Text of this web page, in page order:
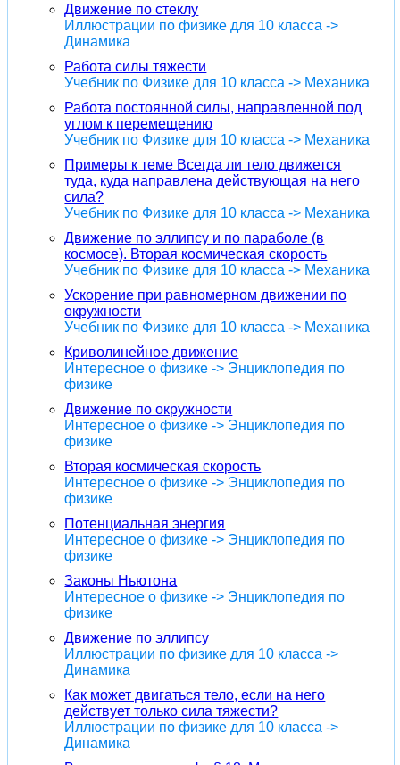
Движение по стеклу
Иллюстрации по физике для 10 класса ->
Динамика
Работа силы тяжести
Учебник по Физике для 10 класса -> Механика
Работа постоянной силы, направленной под
углом к перемещению
Учебник по Физике для 10 класса -> Механика
Примеры к теме Всегда ли тело движется
туда, куда направлена действующая на него
сила?
Учебник по Физике для 10 класса -> Механика
Движение по эллипсу и по параболе (в
космосе). Вторая космическая скорость
Учебник по Физике для 10 класса -> Механика
Ускорение при равномерном движении по
окружности
Учебник по Физике для 10 класса -> Механика
Криволинейное движение
Интересное о физике -> Энциклопедия по
физике
Движение по окружности
Интересное о физике -> Энциклопедия по
физике
Вторая космическая скорость
Интересное о физике -> Энциклопедия по
физике
Потенциальная энергия
Интересное о физике -> Энциклопедия по
физике
Законы Ньютона
Интересное о физике -> Энциклопедия по
физике
Движение по эллипсу
Иллюстрации по физике для 10 класса ->
Динамика
Как может двигаться тело, если на него
действует только сила тяжести?
Иллюстрации по физике для 10 класса ->
Динамика